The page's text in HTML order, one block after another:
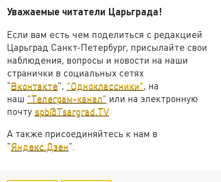
Уважаемые читатели Царьграда!
Если вам есть чем поделиться с редакцией
Царьград Санкт-Петербург, присылайте свои
наблюдения, вопросы и новости на наши
странички в социальных сетях
"Вконтакте", "Одноклассники", на
наш "Телеграм-канал" или на электронную
почту spb@Tsargrad.TV
А также присоединяйтесь к нам в
"Яндекс.Дзен".